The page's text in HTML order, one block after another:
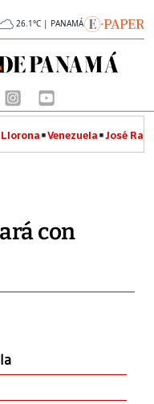
26.1°C | PANAMÁ
Venezuela José
con